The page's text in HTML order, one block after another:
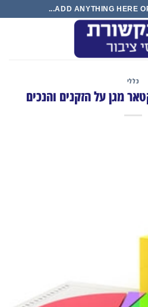
ADD ANYTHING HERE
כללי